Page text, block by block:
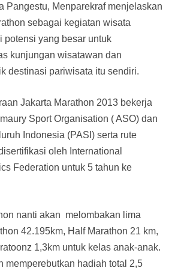
Pangestu, Menparekraf menjelaskan
sebagai kegiatan wisata
potensi yang besar untuk
kunjungan wisatawan dan
destinasi pariwisata itu sendiri.
Jakarta Marathon 2013 bekerja
Sport Organisation ( ASO) dan
Indonesia (PASI) serta rute
oleh International
Federation untuk 5 tahun ke
nanti akan melombakan lima
42.195km, Half Marathon 21 km,
1,3km untuk kelas anak-anak.
memperebutkan hadiah total 2,5